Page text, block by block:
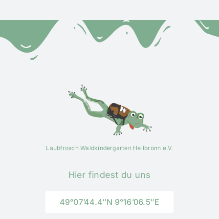
Laubfrosch Waldkindergarten Heilbronn e.V.
Hier findest du uns
49°07’44.4″N 9°16’06.5″E